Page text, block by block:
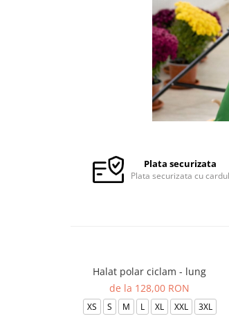
Plata securizata
Plata securizata cu cardul
Halat polar ciclam - lung
de la 128,00 RON
XS S M L XL XXL 3XL